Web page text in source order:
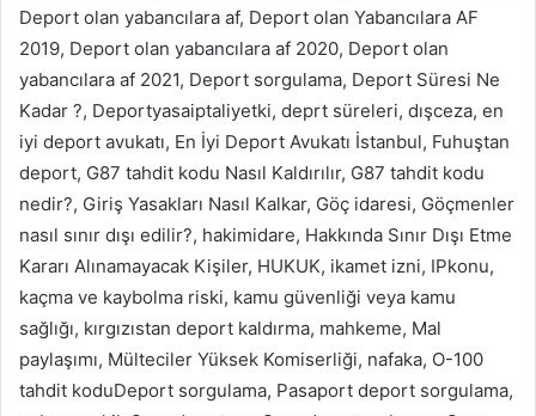
Deport olan yabancılara af, Deport olan Yabancılara AF
2019, Deport olan yabancılara af 2020, Deport olan
yabancılara af 2021, Deport sorgulama, Deport Süresi Ne
Kadar ?, Deportyasaiptaliyetki, deprt süreleri, dışceza, en
iyi deport avukatı, En İyi Deport Avukatı İstanbul, Fuhuştan
deport, G87 tahdit kodu Nasıl Kaldırılır, G87 tahdit kodu
nedir?, Giriş Yasakları Nasıl Kalkar, Göç idaresi, Göçmenler
nasıl sınır dışı edilir?, hakimidare, Hakkında Sınır Dışı Etme
Kararı Alınamayacak Kişiler, HUKUK, ikamet izni, IPkonu,
kaçma ve kaybolma riski, kamu güvenliği veya kamu
sağlığı, kırgızıstan deport kaldırma, mahkeme, Mal
paylaşımı, Mülteciler Yüksek Komiserliği, nafaka, O-100
tahdit koduDeport sorgulama, Pasaport deport sorgulama,